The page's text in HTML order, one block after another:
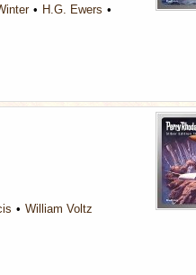
H.G. Ewers
William Voltz